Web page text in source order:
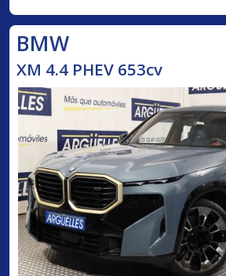
BMW
XM 4.4 PHEV 653cv